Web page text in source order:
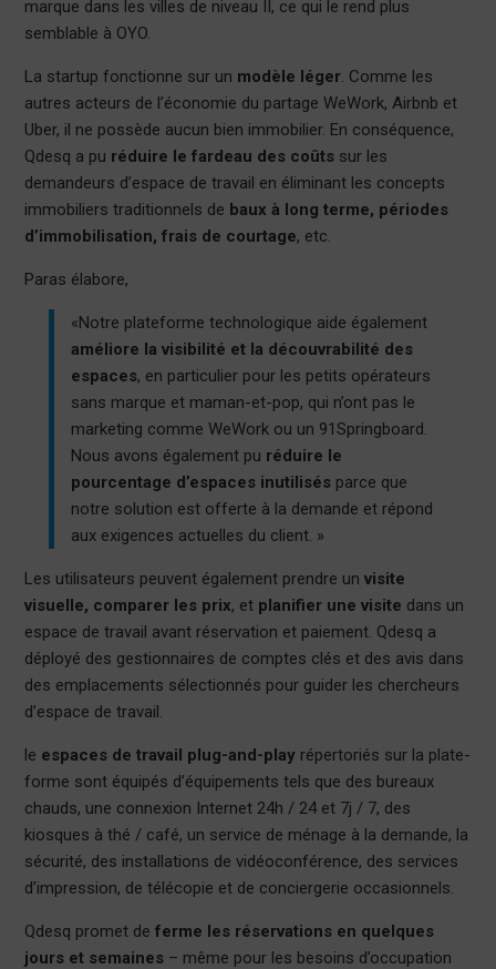
marque dans les villes de niveau II, ce qui le rend plus
semblable à OYO.
La startup fonctionne sur un modèle léger. Comme les
autres acteurs de l’économie du partage WeWork, Airbnb et
Uber, il ne possède aucun bien immobilier. En conséquence,
Qdesq a pu réduire le fardeau des coûts sur les
demandeurs d’espace de travail en éliminant les concepts
immobiliers traditionnels de baux à long terme, périodes
d’immobilisation, frais de courtage, etc.
Paras élabore,
«Notre plateforme technologique aide également
améliore la visibilité et la découvrabilité des
espaces, en particulier pour les petits opérateurs
sans marque et maman-et-pop, qui n’ont pas le
marketing comme WeWork ou un 91Springboard.
Nous avons également pu réduire le
pourcentage d’espaces inutilisés parce que
notre solution est offerte à la demande et répond
aux exigences actuelles du client. »
Les utilisateurs peuvent également prendre un visite
visuelle, comparer les prix, et planifier une visite dans un
espace de travail avant réservation et paiement. Qdesq a
déployé des gestionnaires de comptes clés et des avis dans
des emplacements sélectionnés pour guider les chercheurs
d’espace de travail.
le espaces de travail plug-and-playrépertoriés sur la plate-
forme sont équipés d’équipements tels que des bureaux
chauds, une connexion Internet 24h / 24 et 7j / 7, des
kiosques à thé / café, un service de ménage à la demande, la
sécurité, des installations de vidéoconférence, des services
d’impression, de télécopie et de conciergerie occasionnels.
Qdesq promet de ferme les réservations en quelques
jours et semaines– même pour les besoins d’occupation